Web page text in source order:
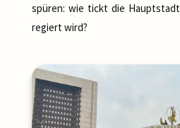
spüren: wie tickt die
regiert wird?